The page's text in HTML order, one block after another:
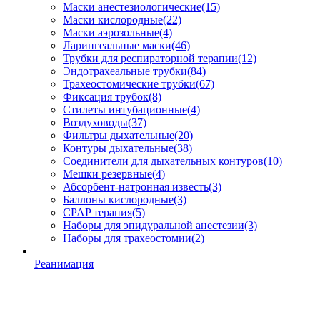
Маски анестезиологические(15)
Маски кислородные(22)
Маски аэрозольные(4)
Ларингеальные маски(46)
Трубки для респираторной терапии(12)
Эндотрахеальные трубки(84)
Трахеостомические трубки(67)
Фиксация трубок(8)
Стилеты интубационные(4)
Воздуховоды(37)
Фильтры дыхательные(20)
Контуры дыхательные(38)
Соединители для дыхательных контуров(10)
Мешки резервные(4)
Абсорбент-натронная известь(3)
Баллоны кислородные(3)
CPAP терапия(5)
Наборы для эпидуральной анестезии(3)
Наборы для трахеостомии(2)
Реанимация